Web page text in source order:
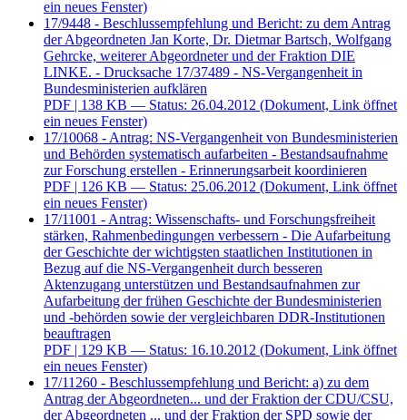
ein neues Fenster)
17/9448 - Beschlussempfehlung und Bericht: zu dem Antrag
der Abgeordneten Jan Korte, Dr. Dietmar Bartsch, Wolfgang
Gehrcke, weiterer Abgeordneter und der Fraktion DIE
LINKE. - Drucksache 17/37489 - NS-Vergangenheit in
Bundesministerien aufklären
PDF | 138 KB — Status: 26.04.2012 (Dokument, Link öffnet
ein neues Fenster)
17/10068 - Antrag: NS-Vergangenheit von Bundesministerien
und Behörden systematisch aufarbeiten - Bestandsaufnahme
zur Forschung erstellen - Erinnerungsarbeit koordinieren
PDF | 126 KB — Status: 25.06.2012 (Dokument, Link öffnet
ein neues Fenster)
17/11001 - Antrag: Wissenschafts- und Forschungsfreiheit
stärken, Rahmenbedingungen verbessern - Die Aufarbeitung
der Geschichte der wichtigsten staatlichen Institutionen in
Bezug auf die NS-Vergangenheit durch besseren
Aktenzugang unterstützen und Bestandsaufnahmen zur
Aufarbeitung der frühen Geschichte der Bundesministerien
und -behörden sowie der vergleichbaren DDR-Institutionen
beauftragen
PDF | 129 KB — Status: 16.10.2012 (Dokument, Link öffnet
ein neues Fenster)
17/11260 - Beschlussempfehlung und Bericht: a) zu dem
Antrag der Abgeordneten... und der Fraktion der CDU/CSU,
der Abgeordneten ... und der Fraktion der SPD sowie der